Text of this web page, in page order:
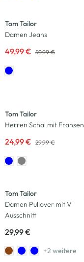
Tom Tailor
Damen Jeans
49,99 € 59,99 €
Tom Tailor
Herren Schal mit Fransen
24,99 € 29,99 €
Tom Tailor
Damen Pullover mit V-
Ausschnitt
29,99 €
+2 weitere